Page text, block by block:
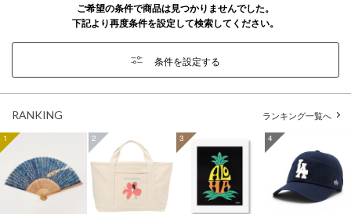
ご希望の条件で商品は見つかりませんでした。
下記より再度条件を設定して検索してください。
条件を設定する
RANKING ランキング一覧へ
1 2 3 4